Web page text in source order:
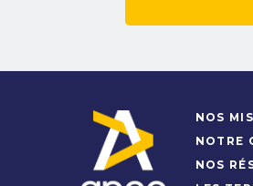
NOS
NOTRE
NOS